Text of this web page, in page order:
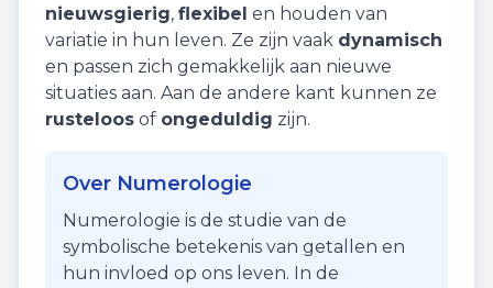
nieuwsgierig, flexibel en houden van
variatie in hun leven. Ze zijn vaak dynamisch
en passen zich gemakkelijk aan nieuwe
situaties aan. Aan de andere kant kunnen ze
rusteloos of ongeduldig zijn.
Over Numerologie
Numerologie is de studie van de
symbolische betekenis van getallen en
hun invloed op ons leven. In de